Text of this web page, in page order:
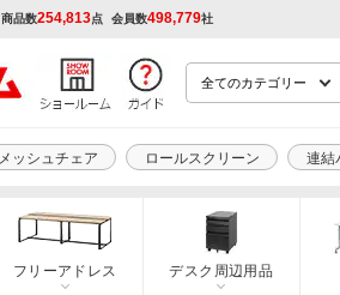
商品数254,813点 会員数498,779社
メッシュチェア ロールスクリーン 連結
フリーアドレス デスク周辺用品